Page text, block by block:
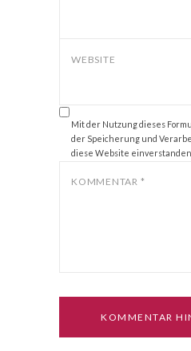
WEBSITE
Mit der Nutzung dieses
der Speicherung und
diese Website
*KOMMENTAR *